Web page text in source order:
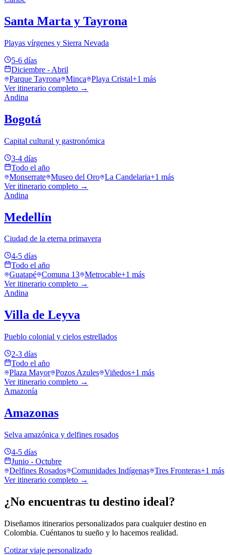
Santa Marta y Tayrona
Playas vírgenes y Sierra Nevada
5-6 días
Diciembre - Abril
Parque Tayrona
Minca Playa Cristal+1 más
Ver itinerario completo →
Andina
Bogotá
Capital cultural y gastronómica
3-4 días
Todo el año
Monserrate Museo del Oro La Candelaria+1 más
Ver itinerario completo →
Andina
Medellín
Ciudad de la eterna primavera
4-5 días
Todo el año
Guatapé Comuna 13 Metrocable+1 más
Ver itinerario completo →
Andina
Villa de Leyva
Pueblo colonial y cielos estrellados
2-3 días
Todo el año
Plaza Mayor Pozos Azules Viñedos+1 más
Ver itinerario completo →
Amazonía
Amazonas
Selva amazónica y delfines rosados
4-5 días
Junio - Octubre
Delfines Rosados Comunidades Indígenas Tres Fronteras+1 más
Ver itinerario completo →
¿No encuentras tu destino ideal?
Diseñamos itinerarios personalizados para cualquier destino en
Colombia. Cuéntanos tu sueño y lo hacemos realidad.
Cotizar viaje personalizado